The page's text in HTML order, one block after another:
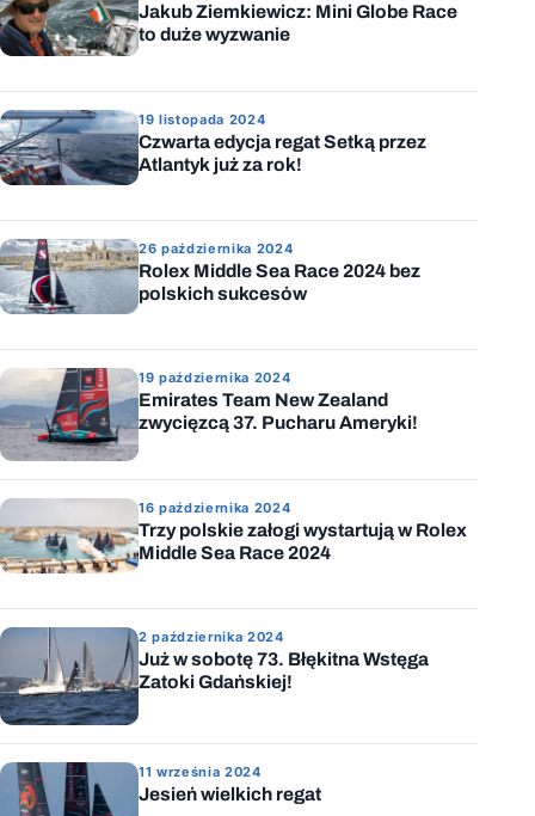
Jakub Ziemkiewicz: Mini Globe Race
to duże wyzwanie
19 listopada 2024
Czwarta edycja regat Setką przez
Atlantyk już za rok!
26 października 2024
Rolex Middle Sea Race 2024 bez
polskich sukcesów
19 października 2024
Emirates Team New Zealand
zwycięzcą 37. Pucharu Ameryki!
16 października 2024
Trzy polskie załogi wystartują w Rolex
Middle Sea Race 2024
2 października 2024
Już w sobotę 73. Błękitna Wstęga
Zatoki Gdańskiej!
11 września 2024
Jesień wielkich regat